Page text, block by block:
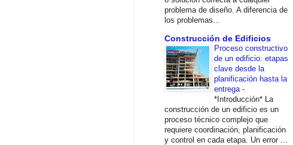
problema de diseño. A diferencia de
los problemas...
Construcción de Edificios
Proceso constructivo
de un edificio: etapas
clave desde la
planificación hasta la
entrega -
*Introducción* La
construcción de un edificio es un
proceso técnico complejo que
requiere coordinación, planificación
y control en cada etapa. Un error ...